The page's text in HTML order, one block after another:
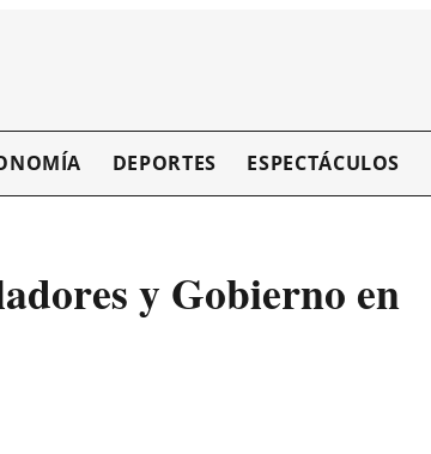
DEPORTES ESPECTÁCULOS
y Gobierno en